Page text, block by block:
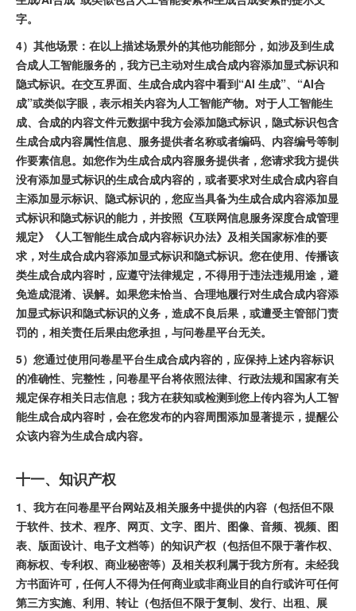
字。
4）其他场景：在以上描述场景外的其他功能部分，如涉及到生成
合成人工智能服务的，我方已主动对生成合成内容添加显式标识和
隐式标识。在交互界面、生成合成内容中看到“AI 生成”、“AI合
成”或类似字眼，表示相关内容为人工智能产物。对于人工智能生
成、合成的内容文件元数据中我方会添加隐式标识，隐式标识包含
生成合成内容属性信息、服务提供者名称或者编码、内容编号等制
作要素信息。如您作为生成合成内容服务提供者，您请求我方提供
没有添加显式标识的生成合成内容的，或者要求对生成合成内容自
主添加显示标识、隐式标识的，您应当具备为生成合成内容添加显
式标识和隐式标识的能力，并按照《互联网信息服务深度合成管理
规定》《人工智能生成合成内容标识办法》及相关国家标准的要
求，对生成合成内容添加显式标识和隐式标识。您在使用、传播该
类生成合成内容时，应遵守法律规定，不得用于违法违规用途，避
免造成混淆、误解。如果您未恰当、合理地履行对生成合成内容添
加显式标识和隐式标识的义务，造成不良后果，或遭受主管部门责
罚的，相关责任后果由您承担，与问卷星平台无关。
5）您通过使用问卷星平台生成合成内容的，应保持上述内容标识
的准确性、完整性，问卷星平台将依照法律、行政法规和国家有关
规定保存相关日志信息；我方在获知或检测到您上传内容为人工智
能生成合成内容时，会在您发布的内容周围添加显著提示，提醒公
众该内容为生成合成内容。
十一、知识产权
1、我方在问卷星平台网站及相关服务中提供的内容（包括但不限
于软件、技术、程序、网页、文字、图片、图像、音频、视频、图
表、版面设计、电子文档等）的知识产权（包括但不限于著作权、
商标权、专利权、商业秘密等）及相关权利属于我方所有。未经我
方书面许可，任何人不得为任何商业或非商业目的自行或许可任何
第三方实施、利用、转让（包括但不限于复制、发行、出租、展